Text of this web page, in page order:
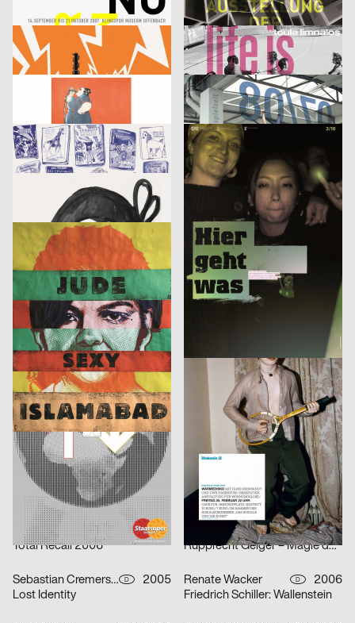
Klingspor Museum 2007
Finale. Ausstellung der Diplomarbeiten
2007
tesla medien ›kunst‹ labor 2007
cyan (Daniela Haufe + Detlef Fiedler) D
2007
cie. toula limnaios: life is perfect
din jank visuelle kommunikation, Fritz Beck, Doris Weber D
2007
Image
Jana Garberg D
2007
Armin Abmeier und die Tollen Hefte
Christof Nardin, Anna-Nora Szilit, Christian Feurstein, Martin Fetz
2007
Landjäger No.3 – Fleisch
Euro RSCG Düsseldorf
2007
D
2007
Identikit
Volker Pfüller
Bilderlesen
McCann Erickson Gesellschaft m.b.H. A
2005
Heinecken X-Mas
3007
2006
It’s never too late to have a happy childhood
strichpunkt D
2007
Der fliegende Holländer
2005
Thomas Matthaeus Müller
2006
Phantome
strichpunkt D
2007
Pelléas et Mélisande
Fons Hickmann m23 D
2005
sequence
Robert Voss
2007
Volker Kühn D
2006
Jenny Scobel
Fons Hickmann m23
2005
Emerging Designers
lollekundbollek.de D
2006
Total Recall 2006
GONDOR Kommunikationsdesign D
2007
Rupprecht Geiger – Magie der Farbe
Sebastian Cremers, Daniel Schludi D
2005
Lost Identity
Renate Wacker D
2006
Friedrich Schiller: Wallenstein